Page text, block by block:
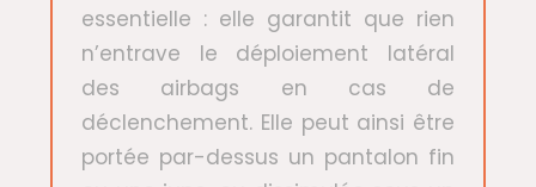
essentielle : elle garantit que rien
n’entrave le déploiement latéral
des airbags en cas de
déclenchement. Elle peut ainsi être
portée par-dessus un pantalon fin